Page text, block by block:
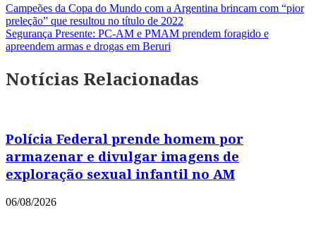
Campeões da Copa do Mundo com a Argentina brincam com “pior
preleção” que resultou no título de 2022
Segurança Presente: PC-AM e PMAM prendem foragido e
apreendem armas e drogas em Beruri
Notícias Relacionadas
Polícia Federal prende homem por
armazenar e divulgar imagens de
exploração sexual infantil no AM
06/08/2026